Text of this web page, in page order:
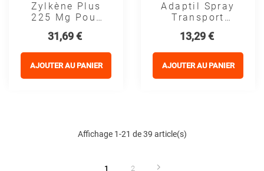
Zylkène Plus
225 Mg Pour
Kg) -
Vetoquinol
Prix
31,69 €
AJOUTER AU PANIER
Adaptil Spray
Transport
Prix
13,29 €
AJOUTER AU PANIER
Affichage 1-21 de 39 article(s)
1 2